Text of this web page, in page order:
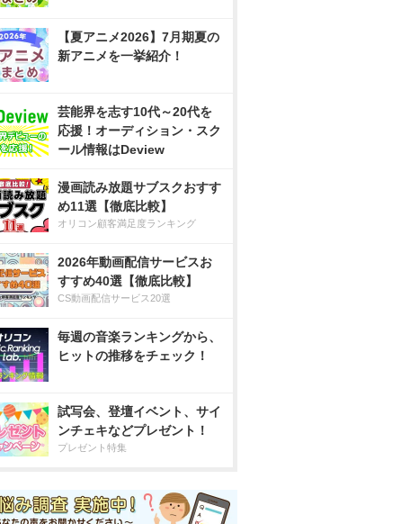
【夏アニメ2026】7月期夏の
新アニメを一挙紹介！
芸能界を志す10代～20代を
応援！オーディション・スク
ール情報はDeview
漫画読み放題サブスクおすす
め11選【徹底比較】
オリコン顧客満足度ランキング
2026年動画配信サービスお
すすめ40選【徹底比較】
CS動画配信サービス20選
毎週の音楽ランキングから、
ヒットの推移をチェック！
試写会、登壇イベント、サイ
ンチェキなどプレゼント！
プレゼント特集